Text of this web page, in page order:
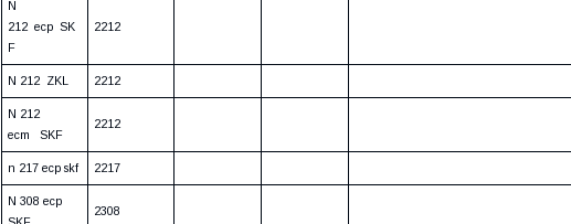
N
212 ecp SK
F
2212
N 212 ZKL 2212
N 212
ecm SKF
2212
n 217 ecp skf 2217
N 308 ecp
2308